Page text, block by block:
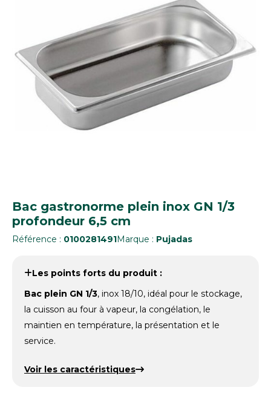
Bac gastronorme plein inox GN 1/3
profondeur 6,5 cm
Référence : 0100281491Marque : Pujadas
Les points forts du produit :
Bac plein GN 1/3, inox 18/10, idéal pour le stockage,
la cuisson au four à vapeur, la congélation, le
maintien en température, la présentation et le
service.
Voir les caractéristiques